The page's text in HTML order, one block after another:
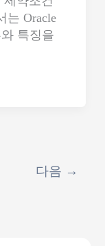
는 Oracle
특징을
다음 →